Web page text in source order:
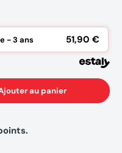
- 3 ans 51,90 €
au panier